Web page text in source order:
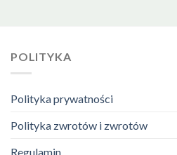
POLITYKA
Polityka prywatności
Polityka zwrotów i zwrotów
Regulamin